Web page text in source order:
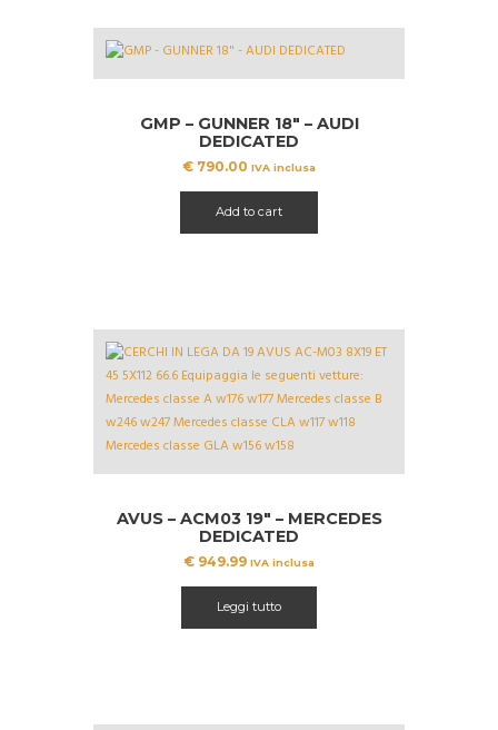
GMP – GUNNER 18″ – AUDI
DEDICATED
€ 790.00 IVA inclusa
Add to cart
AVUS – ACM03 19″ – MERCEDES
DEDICATED
€ 949.99 IVA inclusa
Leggi tutto